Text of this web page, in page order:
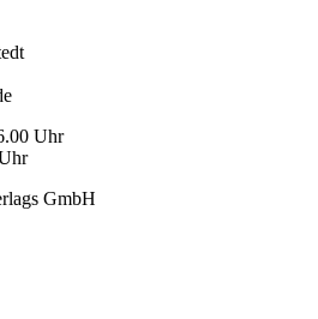
Uhr
GmbH